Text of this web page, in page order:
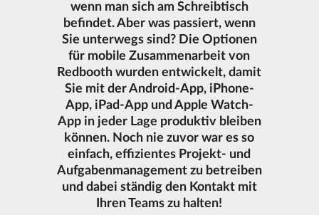
wenn man sich am Schreibtisch
befindet. Aber was passiert, wenn
Sie unterwegs sind? Die Optionen
für mobile Zusammenarbeit von
Redbooth wurden entwickelt, damit
Sie mit der Android-App, iPhone-
App, iPad-App und Apple Watch-
App in jeder Lage produktiv bleiben
können. Noch nie zuvor war es so
einfach, effizientes Projekt- und
Aufgabenmanagement zu betreiben
und dabei ständig den Kontakt mit
Ihren Teams zu halten!